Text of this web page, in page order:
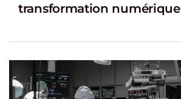
transformation numérique